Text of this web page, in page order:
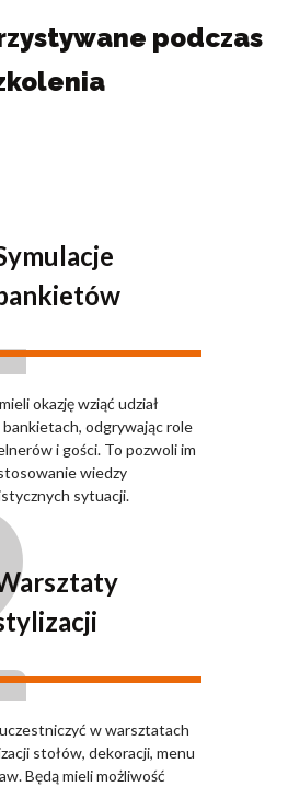
podczas
okazję wziąć udział
odgrywając role
i gości. To pozwoli im
wiedzy
sytuacji.
w warsztatach
stołów, dekoracji, menu
Będą mieli możliwość